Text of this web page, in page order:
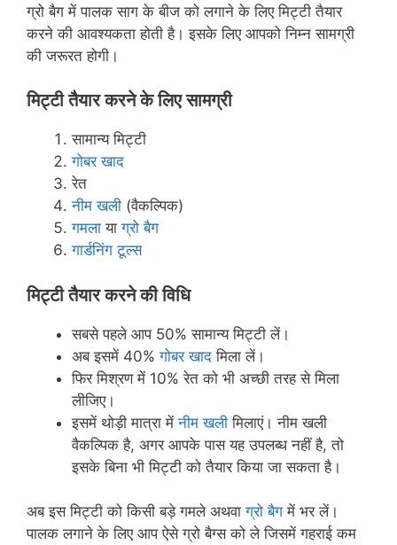
ग्रो बैग में पालक साग के बीज को लगाने के लिए मिट्टी तैयार
करने की आवश्यकता होती है। इसके लिए आपको निम्न सामग्री
की जरूरत होगी।
मिट्टी तैयार करने के लिए सामग्री
सामान्य मिट्टी
गोबर खाद
रेत
नीम खली (वैकल्पिक)
गमला याग्रो बैग
गार्डनिंग टूल्स
मिट्टी तैयार करने की विधि
सबसे पहले आप 50% सामान्य मिट्टी लें।
अब इसमें 40%गोबर खाद मिला लें।
फिर मिश्रण में 10% रेत को भी अच्छी तरह से मिला
लीजिए।
इसमें थोड़ी मात्रा मेंनीम खली मिलाएं। नीम खली
वैकल्पिक है, अगर आपके पास यह उपलब्ध नहीं है, तो
इसके बिना भी मिट्टी को तैयार किया जा सकता है।
अब इस मिट्टी को किसी बड़े गमले अथवाग्रो बैग में भर लें।
पालक लगाने के लिए आप ऐसे ग्रो बैग्स को ले जिसमें गहराई कम